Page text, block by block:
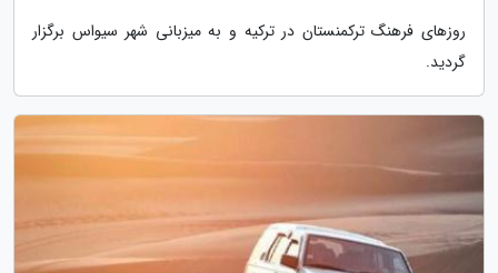
روزهای فرهنگ ترکمنستان در ترکیه و به میزبانی شهر سیواس برگزار
گردید.